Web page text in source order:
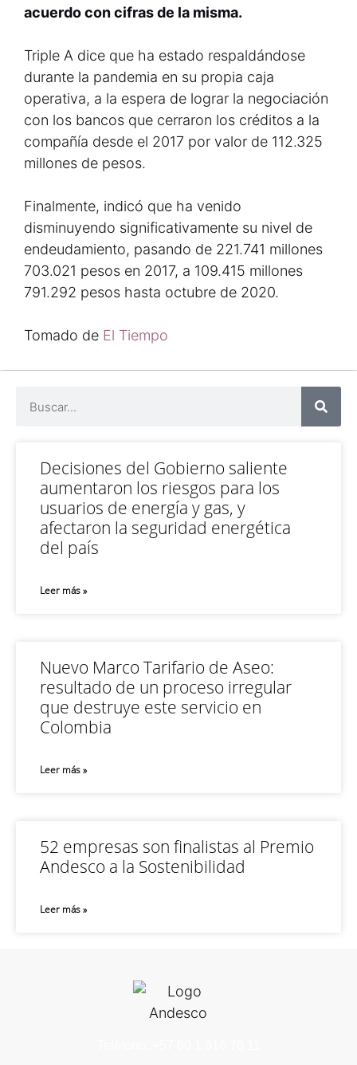
acuerdo con cifras de la misma.
Triple A dice que ha estado respaldándose
durante la pandemia en su propia caja
operativa, a la espera de lograr la negociación
con los bancos que cerraron los créditos a la
compañía desde el 2017 por valor de 112.325
millones de pesos.
Finalmente, indicó que ha venido
disminuyendo significativamente su nivel de
endeudamiento, pasando de 221.741 millones
703.021 pesos en 2017, a 109.415 millones
791.292 pesos hasta octubre de 2020.
Tomado de El Tiempo
Decisiones del Gobierno saliente
aumentaron los riesgos para los
usuarios de energía y gas, y
afectaron la seguridad energética
del país
Leer más »
Nuevo Marco Tarifario de Aseo:
resultado de un proceso irregular
que destruye este servicio en
Colombia
Leer más »
52 empresas son finalistas al Premio
Andesco a la Sostenibilidad
Leer más »